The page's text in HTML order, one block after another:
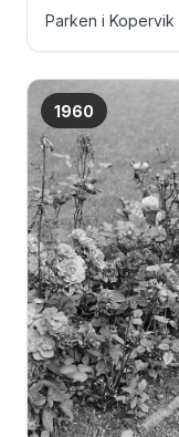
Parken i
1960